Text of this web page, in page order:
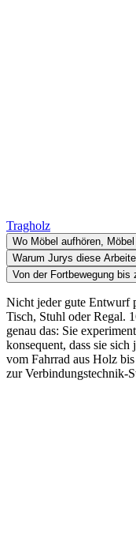
Tragholz
Wo Möbel aufhören,
Warum Jurys diese
Von der Fortbewegung bis
Nicht jeder gute Entwurf
Tisch, Stuhl oder Regal.
genau das: Sie
konsequent, dass sie
vom Fahrrad aus Holz
zur Verbindungstechnik-